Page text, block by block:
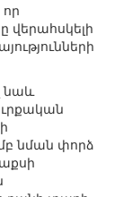
վերահսկելի
նաև
նման փորձ